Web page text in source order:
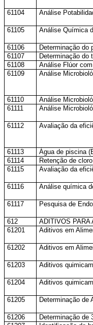
61104 Análise
61105 Análise Química
61106
Determinação do
61107
Determinação do
61108
Análise Flúor
61109
Análise
61110
Análise
61111
Análise
61112 Avaliação da
61113
Água de piscina
61114
Retenção de
61115
Avaliação da
61116 Análise química
61117 Pesquisa de
612
ADITIVOS PARA
61201
Aditivos em
61202 Aditivos em
61203 Aditivos
61204 Aditivos
61205 Determinação de
61206
Determinação de